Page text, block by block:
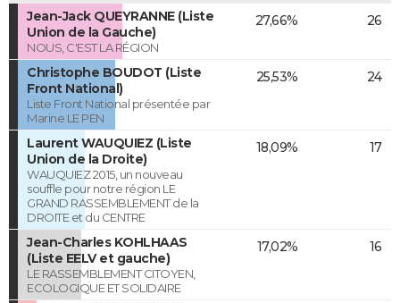
Jean-Jack QUEYRANNE (Liste
Union de la Gauche)
NOUS, C'EST LA RÉGION
27,66% 26
Christophe BOUDOT (Liste
Front National)
Liste Front National présentée par
Marine LE PEN
25,53% 24
Laurent WAUQUIEZ (Liste
Union de la Droite)
WAUQUIEZ 2015, un nouveau
souffle pour notre région LE
GRAND RASSEMBLEMENT de la
DROITE et du CENTRE
18,09% 17
Jean-Charles KOHLHAAS
(Liste EELV et gauche)
LE RASSEMBLEMENT CITOYEN,
ECOLOGIQUE ET SOLIDAIRE
17,02% 16